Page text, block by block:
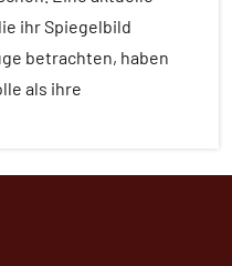
ihr Spiegelbild
betrachten, haben
als ihre